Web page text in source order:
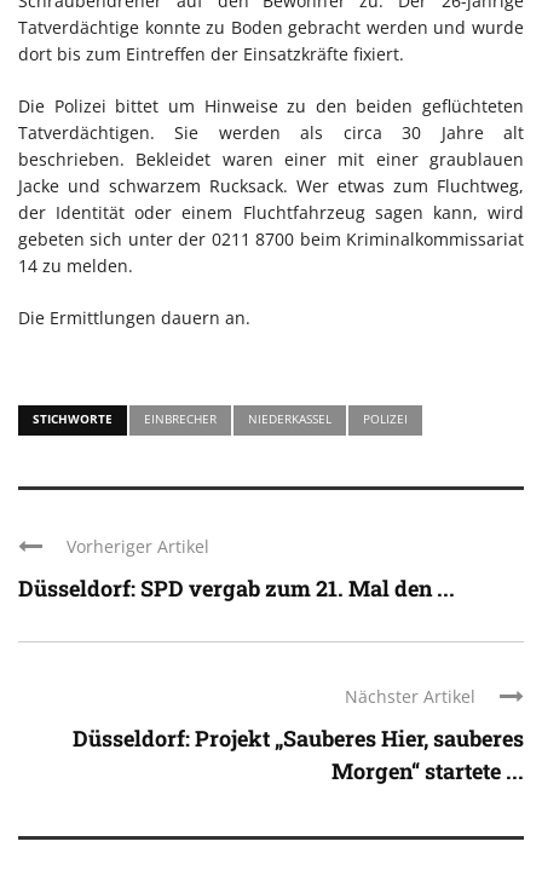
Tatverdächtige konnte zu Boden gebracht werden und wurde
dort bis zum Eintreffen der Einsatzkräfte fixiert.
Die Polizei bittet um Hinweise zu den beiden geflüchteten
Tatverdächtigen. Sie werden als circa 30 Jahre alt
beschrieben. Bekleidet waren einer mit einer graublauen
Jacke und schwarzem Rucksack. Wer etwas zum Fluchtweg,
der Identität oder einem Fluchtfahrzeug sagen kann, wird
gebeten sich unter der 0211 8700 beim Kriminalkommissariat
14 zu melden.
Die Ermittlungen dauern an.
STICHWORTE EINBRECHER NIEDERKASSEL POLIZEI
Vorheriger Artikel
Düsseldorf: SPD vergab zum 21. Mal den ...
Nächster Artikel
Düsseldorf: Projekt „Sauberes Hier, sauberes
Morgen“ startete ...